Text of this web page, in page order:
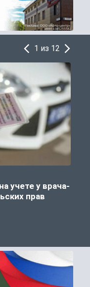
1 из 12
учете у врача-
прав